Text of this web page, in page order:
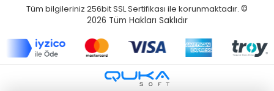
Tüm bilgileriniz 256bit SSL Sertifikası ile korunmaktadır. ©
2026 Tüm Hakları Saklıdır